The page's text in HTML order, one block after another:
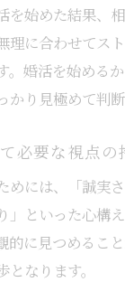
を始めた結果、
理に合わせてス
。婚活を始める
かり見極めて判断
必要な視点の
には、「誠実さ
」といった心構
的に見つめるこ
なります。